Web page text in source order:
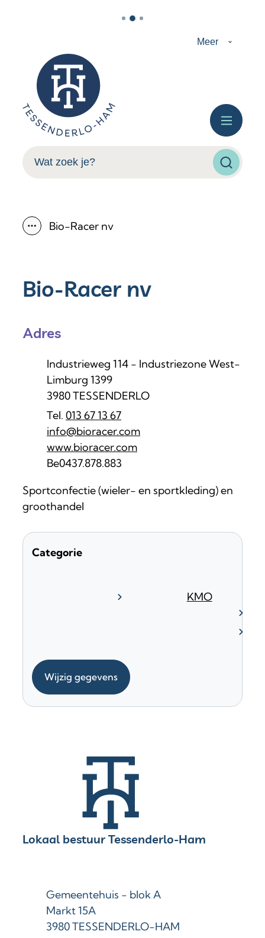
Meer
Tessenderlo-Ham
Zoeken
Menu
Toon alle broodkruimel items
Bio-Racer nv
Bio-Racer nv
Adres
AdresIndustrieweg 114 - Industriezone West-
Limburg 1399
,3980TESSENDERLO
013 67 13 67
E-mailinfo@bioracer.com
Websitewww.bioracer.com
Handelsregister
Be0437.878.883
Sportconfectie (wieler- en sportkleding) en
groothandel
Categorie
KMO
Wijzig gegevens
Contact & openingsuren
Lokaal bestuur Tessenderlo-Ham
AdresGemeentehuis - blok A
Markt 15A
,3980TESSENDERLO-HAM